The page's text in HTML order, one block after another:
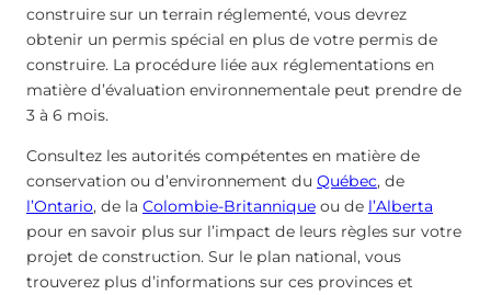
construire sur un terrain réglementé, vous devrez
obtenir un permis spécial en plus de votre permis de
construire. La procédure liée aux réglementations en
matière d’évaluation environnementale peut prendre de
3 à 6 mois.
Consultez les autorités compétentes en matière de
conservation ou d’environnement du Québec, de
l’Ontario, de la Colombie-Britannique ou de l’Alberta
pour en savoir plus sur l’impact de leurs règles sur votre
projet de construction. Sur le plan national, vous
trouverez plus d’informations sur ces provinces et